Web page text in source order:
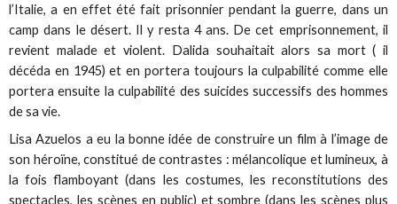
l’Italie, a en effet été fait prisonnier pendant la guerre, dans un
camp dans le désert. Il y resta 4 ans. De cet emprisonnement, il
revient malade et violent. Dalida souhaitait alors sa mort ( il
décéda en 1945) et en portera toujours la culpabilité comme elle
portera ensuite la culpabilité des suicides successifs des hommes
de sa vie.
Lisa Azuelos a eu la bonne idée de construire un film à l’image de
son héroïne, constitué de contrastes : mélancolique et lumineux, à
la fois flamboyant (dans les costumes, les reconstitutions des
spectacles, les scènes en public) et sombre (dans les scènes plus